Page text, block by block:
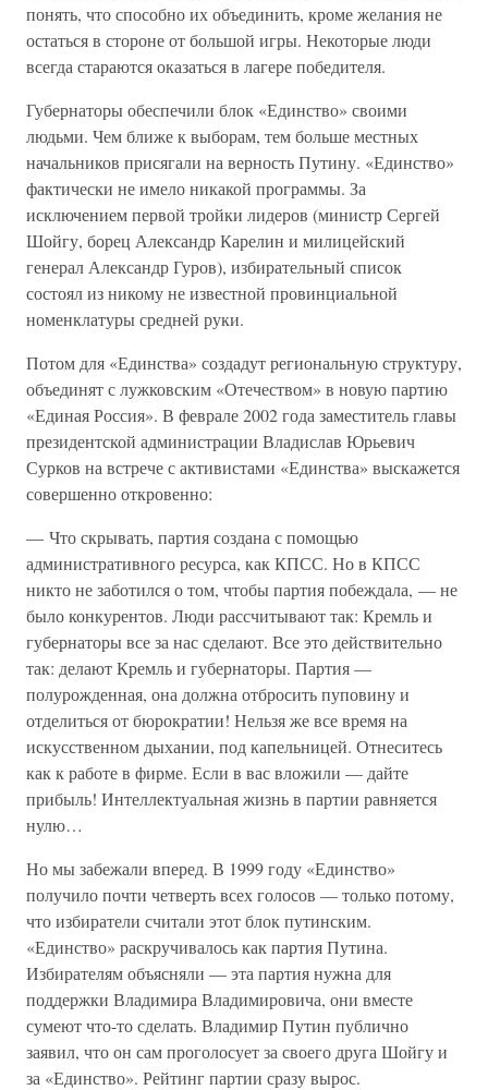
понять, что способно их объединить, кроме желания не
остаться в стороне от большой игры. Некоторые люди
всегда стараются оказаться в лагере победителя.
Губернаторы обеспечили блок «Единство» своими
людьми. Чем ближе к выборам, тем больше местных
начальников присягали на верность Путину. «Единство»
фактически не имело никакой программы. За
исключением первой тройки лидеров (министр Сергей
Шойгу, борец Александр Карелин и милицейский
генерал Александр Гуров), избирательный список
состоял из никому не известной провинциальной
номенклатуры средней руки.
Потом для «Единства» создадут региональную структуру,
объединят с лужковским «Отечеством» в новую партию
«Единая Россия». В феврале 2002 года заместитель главы
президентской администрации Владислав Юрьевич
Сурков на встрече с активистами «Единства» выскажется
совершенно откровенно:
— Что скрывать, партия создана с помощью
административного ресурса, как КПСС. Но в КПСС
никто не заботился о том, чтобы партия побеждала, — не
было конкурентов. Люди рассчитывают так: Кремль и
губернаторы все за нас сделают. Все это действительно
так: делают Кремль и губернаторы. Партия —
полурожденная, она должна отбросить пуповину и
отделиться от бюрократии! Нельзя же все время на
искусственном дыхании, под капельницей. Отнеситесь
как к работе в фирме. Если в вас вложили — дайте
прибыль! Интеллектуальная жизнь в партии равняется
нулю…
Но мы забежали вперед. В 1999 году «Единство»
получило почти четверть всех голосов — только потому,
что избиратели считали этот блок путинским.
«Единство» раскручивалось как партия Путина.
Избирателям объясняли — эта партия нужна для
поддержки Владимира Владимировича, они вместе
сумеют что-то сделать. Владимир Путин публично
заявил, что он сам проголосует за своего друга Шойгу и
за «Единство». Рейтинг партии сразу вырос.